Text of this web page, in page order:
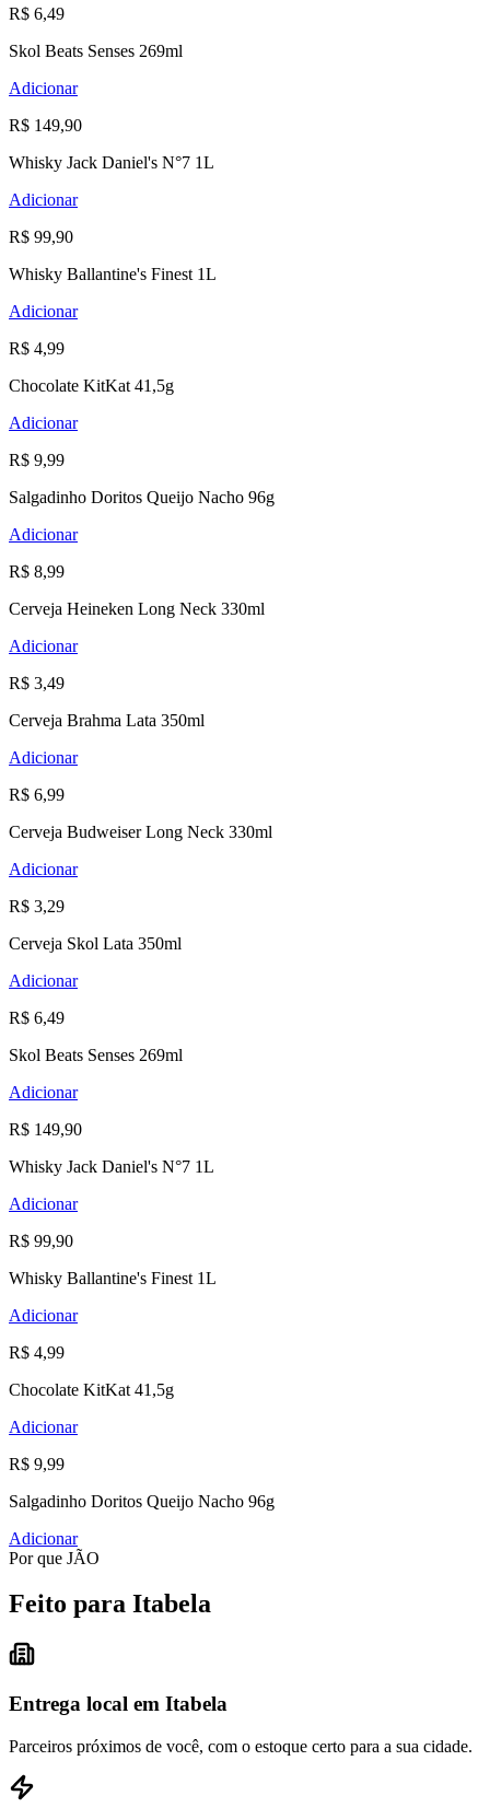
R$ 6,49
Skol Beats Senses 269ml
Adicionar
R$ 149,90
Whisky Jack Daniel's N°7 1L
Adicionar
R$ 99,90
Whisky Ballantine's Finest 1L
Adicionar
R$ 4,99
Chocolate KitKat 41,5g
Adicionar
R$ 9,99
Salgadinho Doritos Queijo Nacho 96g
Adicionar
R$ 8,99
Cerveja Heineken Long Neck 330ml
Adicionar
R$ 3,49
Cerveja Brahma Lata 350ml
Adicionar
R$ 6,99
Cerveja Budweiser Long Neck 330ml
Adicionar
R$ 3,29
Cerveja Skol Lata 350ml
Adicionar
R$ 6,49
Skol Beats Senses 269ml
Adicionar
R$ 149,90
Whisky Jack Daniel's N°7 1L
Adicionar
R$ 99,90
Whisky Ballantine's Finest 1L
Adicionar
R$ 4,99
Chocolate KitKat 41,5g
Adicionar
R$ 9,99
Salgadinho Doritos Queijo Nacho 96g
Adicionar
Por que JÃO
Feito para Itabela
Entrega local em Itabela
Parceiros próximos de você, com o estoque certo para a sua cidade.